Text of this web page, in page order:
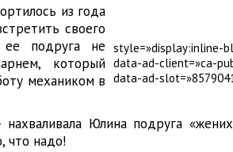
style=»display:inline-
data-ad-client=»ca-
data-ad-
из года
своего
ее подруга не
который
механиком в
Юлина подруга
что надо!